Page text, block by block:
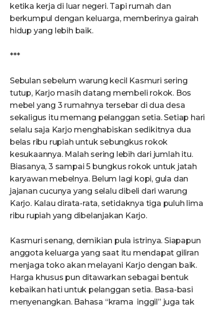
ketika kerja di luar negeri. Tapi rumah dan
berkumpul dengan keluarga, memberinya gairah
hidup yang lebih baik.
***
Sebulan sebelum warung kecil Kasmuri sering
tutup, Karjo masih datang membeli rokok. Bos
mebel yang 3 rumahnya tersebar di dua desa
sekaligus itu memang pelanggan setia. Setiap hari
selalu saja Karjo menghabiskan sedikitnya dua
belas ribu rupiah untuk sebungkus rokok
kesukaannya. Malah sering lebih dari jumlah itu.
Biasanya, 3 sampai 5 bungkus rokok untuk jatah
karyawan mebelnya. Belum lagi kopi, gula dan
jajanan cucunya yang selalu dibeli dari warung
Karjo. Kalau dirata-rata, setidaknya tiga puluh lima
ribu rupiah yang dibelanjakan Karjo.
Kasmuri senang, demikian pula istrinya. Siapapun
anggota keluarga yang saat itu mendapat giliran
menjaga toko akan melayani Karjo dengan baik.
Harga khusus pun ditawarkan sebagai bentuk
kebaikan hati untuk pelanggan setia. Basa-basi
menyenangkan. Bahasa “krama inggil” juga tak